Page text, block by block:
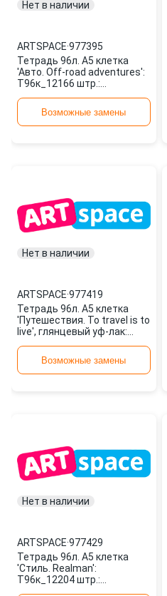
Нет в наличии
ARTSPACE·977395
Тетрадь 96л. А5 клетка
'Авто. Off-road adventures':
Т96к_12166 штр.:
ARTSPACEВозможные замены
Нет в наличии
ARTSPACE·977419
Тетрадь 96л. А5 клетка
'Путешествия. To travel is to
live', глянцевый уф-лак:
977419 ARTSPACE
Возможные замены
Нет в наличии
ARTSPACE·977429
Тетрадь 96л. А5 клетка
'Стиль. Realman':
Т96к_12204 штр.: